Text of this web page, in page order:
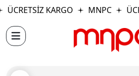
ÜCRETSİZ KARGO MNPC